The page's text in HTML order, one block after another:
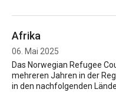
Afrika
06. Mai 2025
Das Norwegian Refugee
mehreren Jahren in der
in den nachfolgenden